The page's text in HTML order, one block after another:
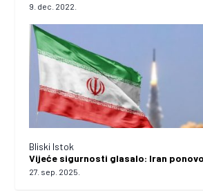
9. dec. 2022.
Bliski Istok
Vijeće sigurnosti glasalo: Iran
27. sep. 2025.